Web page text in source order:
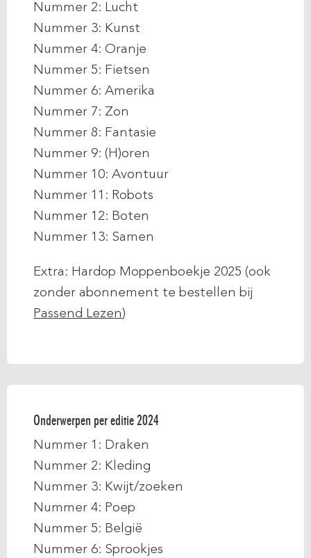
Nummer 2: Lucht
Nummer 3: Kunst
Nummer 4: Oranje
Nummer 5: Fietsen
Nummer 6: Amerika
Nummer 7: Zon
Nummer 8: Fantasie
Nummer 9: (H)oren
Nummer 10: Avontuur
Nummer 11: Robots
Nummer 12: Boten
Nummer 13: Samen
Extra: Hardop Moppenboekje 2025 (ook
zonder abonnement te bestellen bij
Passend Lezen)
Onderwerpen per editie 2024
Nummer 1: Draken
Nummer 2: Kleding
Nummer 3: Kwijt/zoeken
Nummer 4: Poep
Nummer 5: België
Nummer 6: Sprookjes